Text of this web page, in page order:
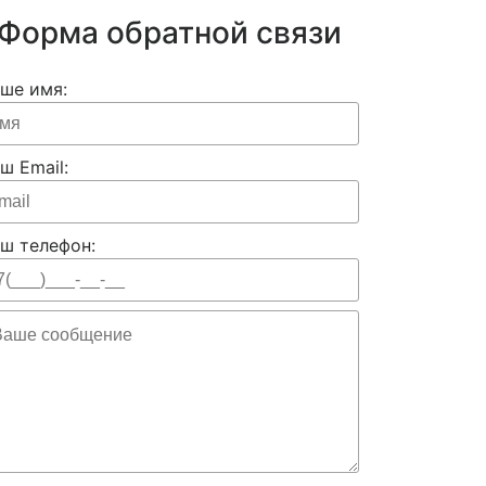
обратной связи
имя:
Email:
телефон: